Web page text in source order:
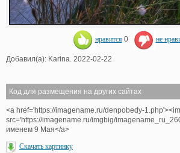
нравится 0 не
Добавил(а): Karina. 2022-02-22
Код для размещения на других сайтах
<a href='https://imagename.ru/denpobedy-
src='https://imagename.ru/imgbig/
именем 9 Мая</a>
Скачать картинку